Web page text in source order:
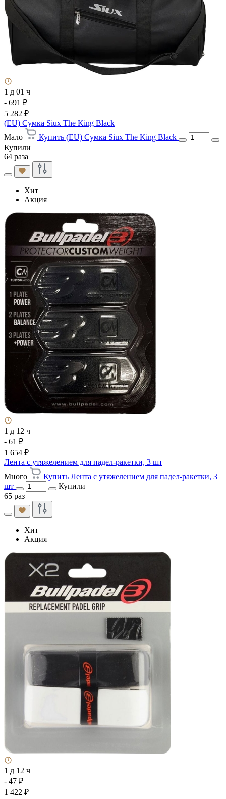
1 д 01 ч
- 691 ₽
5 282 ₽
(EU) Сумка Siux The King Black
Мало
Купить (EU) Сумка Siux The King Black
Купили
64 раза
Хит
Акция
1 д 12 ч
- 61 ₽
1 654 ₽
Лента с утяжелением для падел-ракетки, 3 шт
Много
Купить Лента с утяжелением для падел-ракетки, 3
шт
Купили
65 раз
Хит
Акция
1 д 12 ч
- 47 ₽
1 422 ₽